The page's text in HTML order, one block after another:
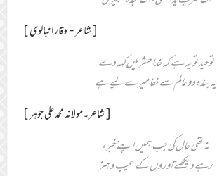
[شاعر- وقار انبالوی]
توحید تو یہ ہے کہ خدا حشر میں کہہ دے
یہ بندہ دو عالم سے خفا میرے لیے ہے
[شاعر۔مولانہ محمد علی جوہر]
نہ تھی حال کی جب ہمیں اپنے خبر،
رہے دیکھتے اوروں کے عیب و ہنر